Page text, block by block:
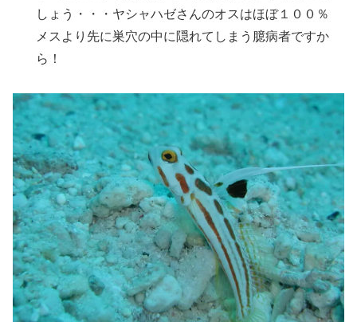
しょう・・・ヤシャハゼさんのオスはほぼ１００％
メスより先に巣穴の中に隠れてしまう臆病者ですか
ら！